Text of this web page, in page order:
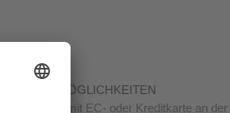
MÖGLICHKEITEN
bar oder mit EC- oder Kreditkarte an der